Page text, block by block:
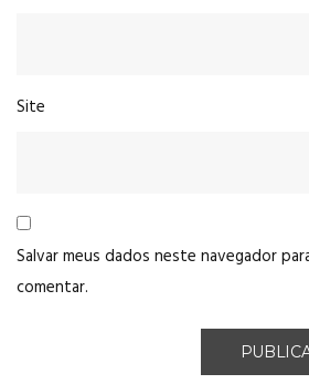
Site
Salvar meus dados neste navegador
comentar.